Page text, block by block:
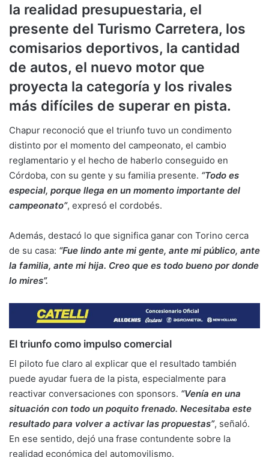
la realidad presupuestaria, el
presente del Turismo Carretera, los
comisarios deportivos, la cantidad
de autos, el nuevo motor que
proyecta la categoría y los rivales
más difíciles de superar en pista.
Chapur reconoció que el triunfo tuvo un condimento
distinto por el momento del campeonato, el cambio
reglamentario y el hecho de haberlo conseguido en
Córdoba, con su gente y su familia presente. “Todo es
especial, porque llega en un momento importante del
campeonato”, expresó el cordobés.
Además, destacó lo que significa ganar con Torino cerca
de su casa: “Fue lindo ante mi gente, ante mi público, ante
la familia, ante mi hija. Creo que es todo bueno por donde
lo mires”.
El triunfo como impulso comercial
El piloto fue claro al explicar que el resultado también
puede ayudar fuera de la pista, especialmente para
reactivar conversaciones con sponsors. “Venía en una
situación con todo un poquito frenado. Necesitaba este
resultado para volver a activar las propuestas”, señaló.
En ese sentido, dejó una frase contundente sobre la
realidad económica del automovilismo.